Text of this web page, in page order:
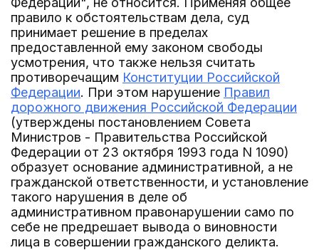
правило к обстоятельствам дела, суд
принимает решение в пределах
предоставленной ему законом свободы
усмотрения, что также нельзя считать
противоречащим Конституции Российской
Федерации. При этом нарушение Правил
дорожного движения Российской Федерации
(утверждены постановлением Совета
Министров - Правительства Российской
Федерации от 23 октября 1993 года N 1090)
образует основание административной, а не
гражданской ответственности, и установление
такого нарушения в деле об
административном правонарушении само по
себе не предрешает вывода о виновности
лица в совершении гражданского деликта.